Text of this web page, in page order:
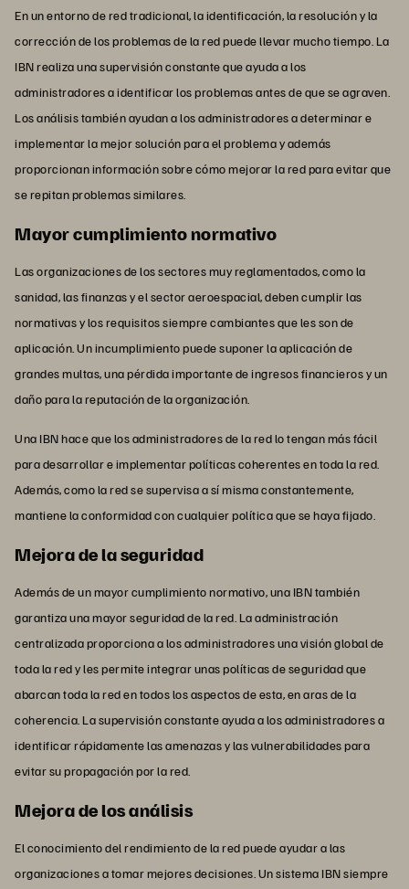
En un entorno de red tradicional, la identificación, la resolución y la
corrección de los problemas de la red puede llevar mucho tiempo. La
IBN realiza una supervisión constante que ayuda a los
administradores a identificar los problemas antes de que se agraven.
Los análisis también ayudan a los administradores a determinar e
implementar la mejor solución para el problema y además
proporcionan información sobre cómo mejorar la red para evitar que
se repitan problemas similares.
Mayor cumplimiento normativo
Las organizaciones de los sectores muy reglamentados, como la
sanidad, las finanzas y el sector aeroespacial, deben cumplir las
normativas y los requisitos siempre cambiantes que les son de
aplicación. Un incumplimiento puede suponer la aplicación de
grandes multas, una pérdida importante de ingresos financieros y un
daño para la reputación de la organización.
Una IBN hace que los administradores de la red lo tengan más fácil
para desarrollar e implementar políticas coherentes en toda la red.
Además, como la red se supervisa a sí misma constantemente,
mantiene la conformidad con cualquier política que se haya fijado.
Mejora de la seguridad
Además de un mayor cumplimiento normativo, una IBN también
garantiza una mayor seguridad de la red. La administración
centralizada proporciona a los administradores una visión global de
toda la red y les permite integrar unas políticas de seguridad que
abarcan toda la red en todos los aspectos de esta, en aras de la
coherencia. La supervisión constante ayuda a los administradores a
identificar rápidamente las amenazas y las vulnerabilidades para
evitar su propagación por la red.
Mejora de los análisis
El conocimiento del rendimiento de la red puede ayudar a las
organizaciones a tomar mejores decisiones. Un sistema IBN siempre